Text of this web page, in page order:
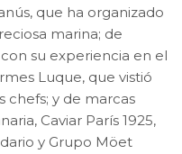
que ha organizado
marina; de
su experiencia en el
Luque, que vistió
chefs; y de marcas
Caviar París 1925,
y Grupo Möet